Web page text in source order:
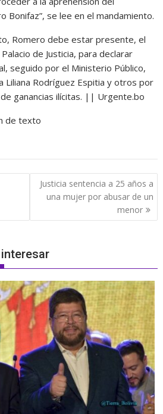
Bonifaz”, se lee en el mandamiento.
Romero debe estar presente, el
de Justicia, para declarar
seguido por el Ministerio Público,
Liliana Rodríguez Espitia y otros por
ganancias ilícitas. || Urgente.bo
Justicia sentencia a 25 años a
una mujer por abusar de un
menor